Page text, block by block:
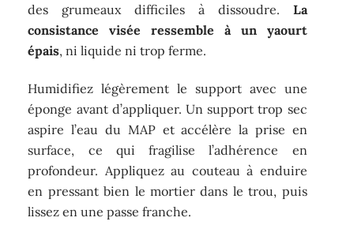
des grumeaux difficiles à dissoudre. La
consistance visée ressemble à un yaourt
épais, ni liquide ni trop ferme.
Humidifiez légèrement le support avec une
éponge avant d’appliquer. Un support trop sec
aspire l’eau du MAP et accélère la prise en
surface, ce qui fragilise l’adhérence en
profondeur. Appliquez au couteau à enduire
en pressant bien le mortier dans le trou, puis
lissez en une passe franche.